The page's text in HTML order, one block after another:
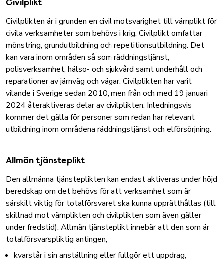
Civilplikt
Civilplikten är i grunden en civil motsvarighet till värnplikt för
civila verksamheter som behövs i krig. Civilplikt omfattar
mönstring, grundutbildning och repetitionsutbildning. Det
kan vara inom områden så som räddningstjänst,
polisverksamhet, hälso- och sjukvård samt underhåll och
reparationer av järnväg och vägar. Civilplikten har varit
vilande i Sverige sedan 2010, men från och med 19 januari
2024 återaktiveras delar av civilplikten. Inledningsvis
kommer det gälla för personer som redan har relevant
utbildning inom områdena räddningstjänst och elförsörjning.
Allmän tjänsteplikt
Den allmänna tjänsteplikten kan endast aktiveras under höjd
beredskap om det behövs för att verksamhet som är
särskilt viktig för totalförsvaret ska kunna upprätthållas (till
skillnad mot värnplikten och civilplikten som även gäller
under fredstid). Allmän tjänsteplikt innebär att den som är
totalförsvarspliktig antingen;
kvarstår i sin anställning eller fullgör ett uppdrag,